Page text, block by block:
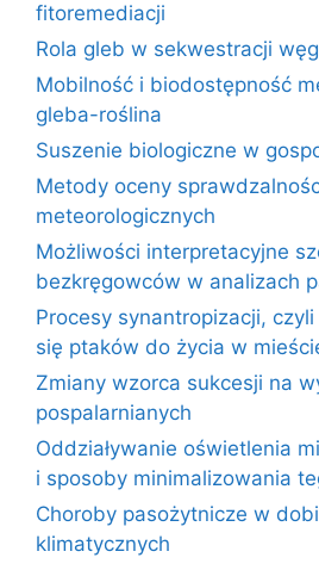
fitoremediacji
Rola gleb w sekwestracji
Mobilność i biodostępność
gleba-roślina
Suszenie biologiczne w
Metody oceny
meteorologicznych
Możliwości interpretacyjne
bezkręgowców w analizach
Procesy synantropizacji,
się ptaków do życia w
Zmiany wzorca sukcesji na
pospalarnianych
Oddziaływanie oświetlenia
i sposoby minimalizowania
Choroby pasożytnicze w
klimatycznych